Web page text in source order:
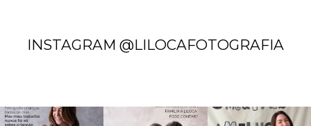
INSTAGRAM @LILOCAFOTOGRAFIA